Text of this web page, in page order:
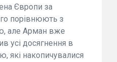
Європи за
порівнюють з
але Арман вже
усі досягнення в
які накопичувалися